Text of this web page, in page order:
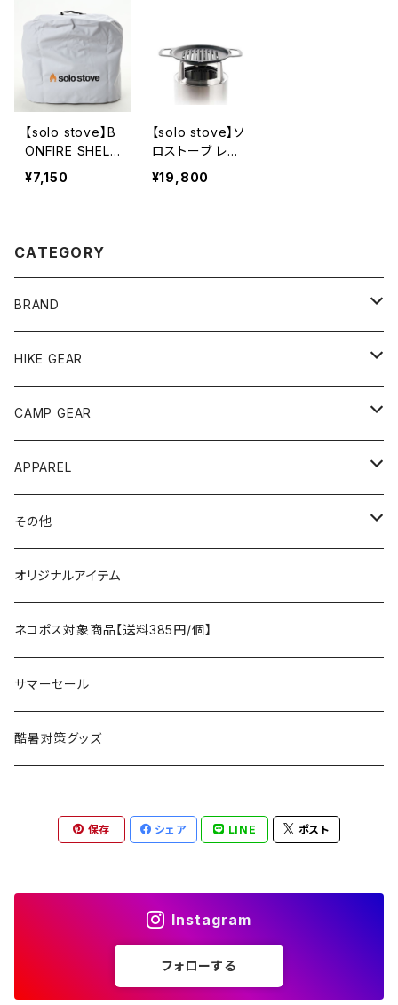
【solo stove】B
ONFIRE SHELT
ER
¥7,150
【solo stove】ソ
ロストーブ レン
ジャー グリルア
クセサリーBUN
¥19,800
CATEGORY
BRAND
andwander
ANOBA
AO COOLERS
asobito
AS2OV
AXESQUIN
Ballistics
BEDROCK SANDALS
BROOKLYN WORKS
HIKE GEAR
テント、シェルター
バックパック
ポーチ／サコッシュ
ストレージ
パッキングアクセサリー
スリーピングギア
クッキングギア
ヘッドライト／ランタン
アクセサリー
CAMP GEAR
テント、タープ
テント、シェルター
タープ
スリーピングギア
寝袋
マット
アクセサリー
テーブル、チェア
テーブル
チェア
ランタン、ライト
燃料ランタン
LEDライト
焚火台／薪ストーブ
焚火台
七輪、グリル
暖房器具
ガスストーブ
斧、鉈
クッキングギア
バーナー／ストーブ
カトラリー
コンテナ、ギアケース
APPAREL
トップス
ボトムス
アンダーウェア
ハンドウェア
ヘッドギア
フットウェア
アクセサリー
その他
遊び
フィッシング
ラジコン
ケア用品
雑貨
アウトレット
オリジナルアイテム
ネコポス対象商品【送料385円/個】
サマーセール
酷暑対策グッズ
保存 シェア LINE ポスト
Instagram
フォローする